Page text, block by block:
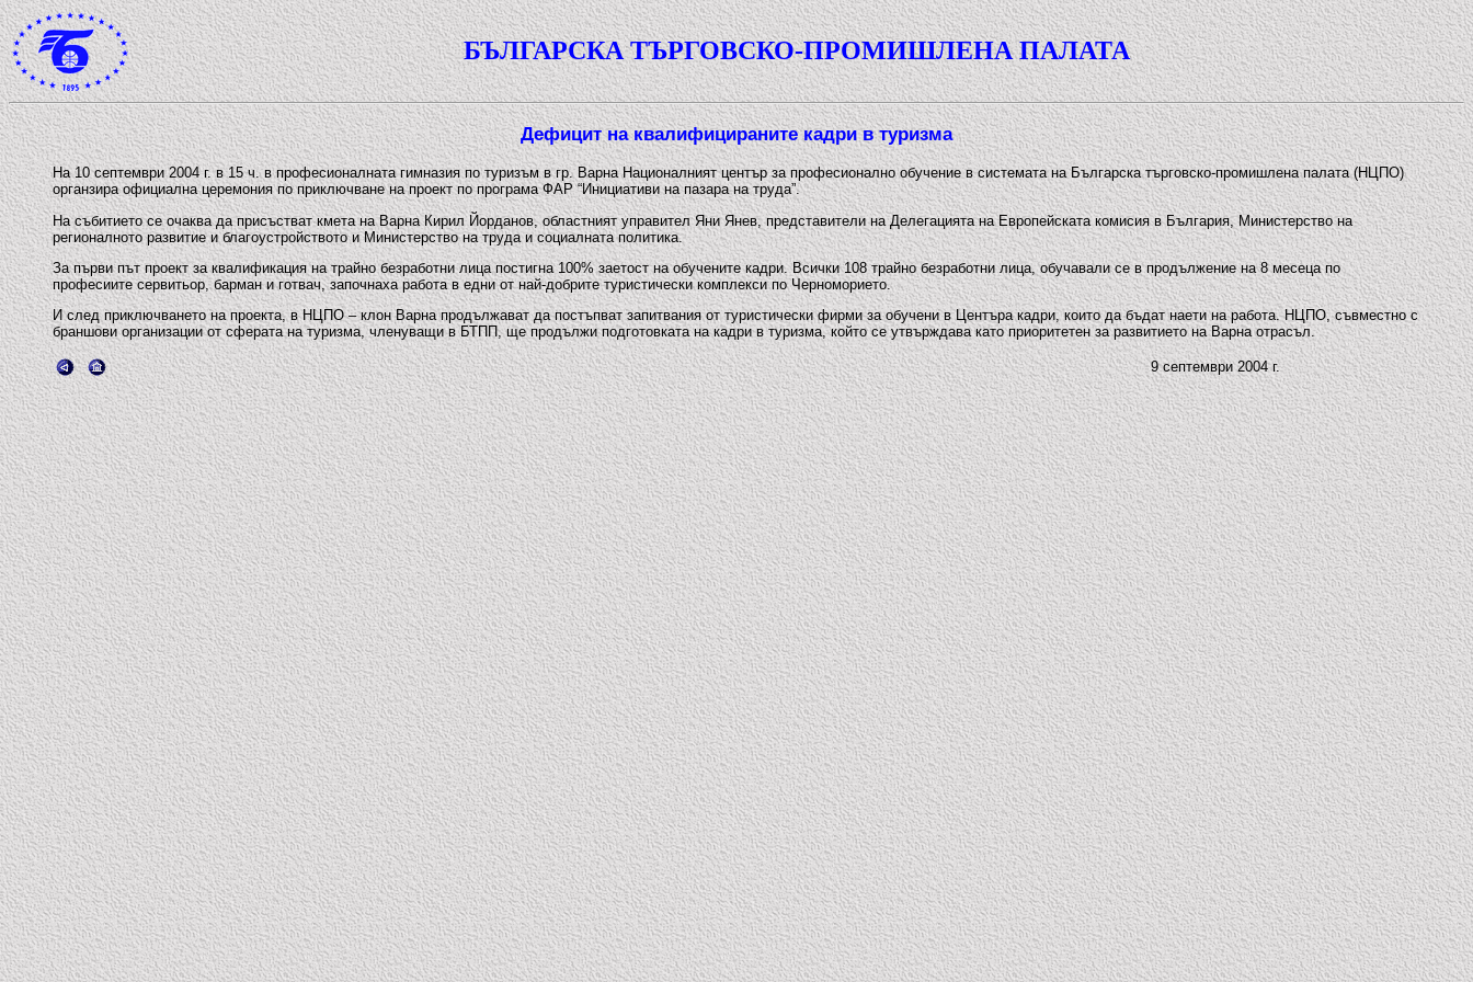
БЪЛГАРСКА ТЪРГОВСКО-ПРОМИШЛЕНА ПАЛАТА
Дефицит на квалифицираните кадри в туризма
На 10 септември 2004 г. в 15 ч. в професионалната гимназия по туризъм в гр. Варна Националният център за професионално обучение в системата на Българска търговско-промишлена палата (НЦПО)
органзира официална церемония по приключване на проект по програма ФАР “Инициативи на пазара на труда”.
На събитието се очаква да присъстват кмета на Варна Кирил Йорданов, областният управител Яни Янев, представители на Делегацията на Европейската комисия в България, Министерство на
регионалното развитие и благоустройството и Министерство на труда и социалната политика.
За първи път проект за квалификация на трайно безработни лица постигна 100% заетост на обучените кадри. Всички 108 трайно безработни лица, обучавали се в продължение на 8 месеца по
професиите сервитьор, барман и готвач, започнаха работа в едни от най-добрите туристически комплекси по Черноморието.
И след приключването на проекта, в НЦПО – клон Варна продължават да постъпват запитвания от туристически фирми за обучени в Центъра кадри, които да бъдат наети на работа. НЦПО, съвместно с
браншови организации от сферата на туризма, членуващи в БТПП, ще продължи подготовката на кадри в туризма, който се утвърждава като приоритетен за развитието на Варна отрасъл.
9 септември 2004 г.